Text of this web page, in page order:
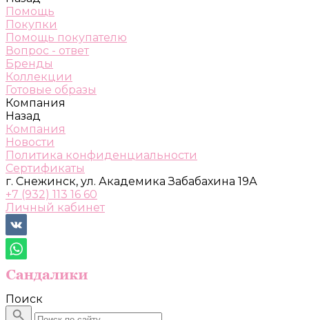
Помощь
Покупки
Помощь покупателю
Вопрос - ответ
Бренды
Коллекции
Готовые образы
Компания
Назад
Компания
Новости
Политика конфиденциальности
Сертификаты
г. Снежинск, ул. Академика Забабахина 19А
+7 (932) 113 16 60
Личный кабинет
Поиск